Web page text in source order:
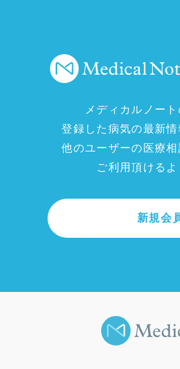
メディカルノー
登録した病気の最新
他のユーザーの医療
ご利用頂ける
新規会